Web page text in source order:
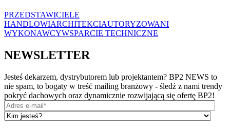
PRZEDSTAWICIELE
HANDLOWIARCHITEKCIAUTORYZOWANI
WYKONAWCYWSPARCIE TECHNICZNE
NEWSLETTER
Jesteś dekarzem, dystrybutorem lub projektantem? BP2 NEWS to
nie spam, to bogaty w treść mailing branżowy - śledź z nami trendy
pokryć dachowych oraz dynamicznie rozwijającą się ofertę BP2!